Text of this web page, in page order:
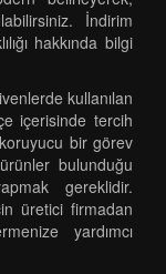
İndirim
hakkında bilgi
kullanılan
içerisinde tercih
bir görev
bulunduğu
gereklidir.
üretici firmadan
yardımcı